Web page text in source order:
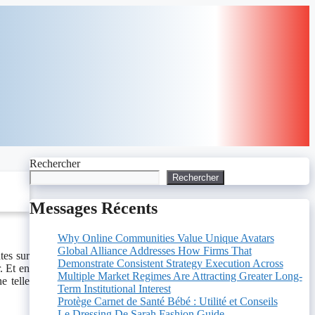
sur
Et en
telle
Rechercher
Rechercher
Messages Récents
Why Online Communities Value Unique Avatars
Global Alliance Addresses How Firms That
Demonstrate Consistent Strategy Execution Across
Multiple Market Regimes Are Attracting Greater Long-
Term Institutional Interest
Protège Carnet de Santé Bébé : Utilité et Conseils